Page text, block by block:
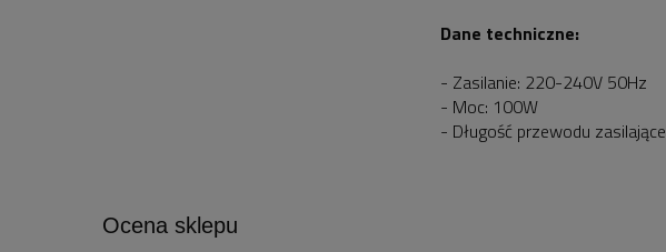
Dane techniczne:
- Zasilanie: 220-240V 50Hz
- Moc: 100W
- Długość przewodu
Ocena sklepu